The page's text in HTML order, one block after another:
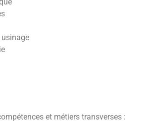
usinage
et métiers transverses :